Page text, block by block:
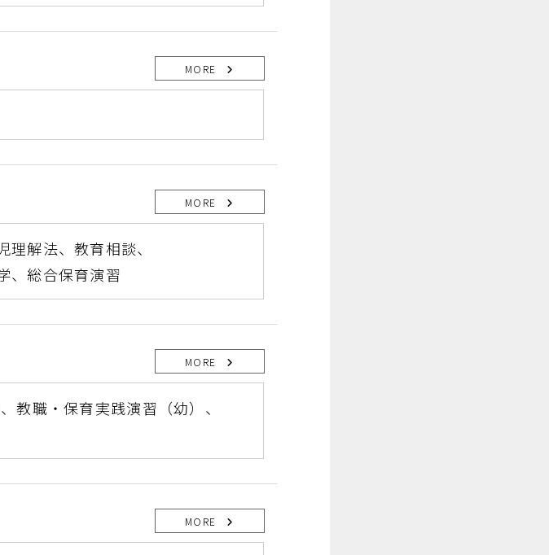
MORE
理解法、教育相談、
、総合保育演習
MORE
教職・保育実践演習（幼）、
MORE
MORE